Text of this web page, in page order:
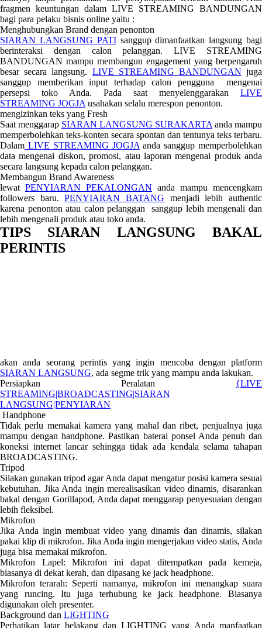
fragmen keuntungan dalam LIVE STREAMING BANDUNGAN
bagi para pelaku bisnis online yaitu :
Menghubungkan Brand dengan penonton
SIARAN LANGSUNG PATIsanggup dimanfaatkan langsung bagi
berinteraksi dengan calon pelanggan. LIVE STREAMING
BANDUNGAN mampu membangun engagement yang berpengaruh
besar secara langsung. LIVE STREAMING BANDUNGAN juga
sanggup memberikan input terhadap calon pengguna mengenai
persepsi toko Anda. Pada saat menyelenggarakan LIVE
STREAMING JOGJA usahakan selalu merespon penonton.
mengizinkan teks yang Fresh
Saat menggarap SIARAN LANGSUNG SURAKARTA anda mampu
memperbolehkan teks-konten secara spontan dan tentunya teks terbaru.
Dalam LIVE STREAMING JOGJA anda sanggup memperbolehkan
data mengenai diskon, promosi, atau laporan mengenai produk anda
secara langsung kepada calon pelanggan.
Membangun Brand Awareness
lewat PENYIARAN PEKALONGAN anda mampu mencengkam
followers baru.PENYIARAN BATANG menjadi lebih authentic
karena penonton atau calon pelanggan sanggup lebih mengenali dan
lebih mengenali produk atau toko anda.
TIPS SIARAN LANGSUNG BAKAL
PERINTIS
akan anda seorang perintis yang ingin mencoba dengan platform
SIARAN LANGSUNG, ada segme trik yang mampu anda lakukan.
Persiapkan Peralatan {LIVE
STREAMING|BROADCASTING|SIARAN
LANGSUNG|PENYIARAN
Handphone
Tidak perlu memakai kamera yang mahal dan ribet, penjualnya juga
mampu dengan handphone. Pastikan baterai ponsel Anda penuh dan
koneksi internet lancar sehingga tidak ada kendala selama tahapan
BROADCASTING.
Tripod
Silakan gunakan tripod agar Anda dapat mengatur posisi kamera sesuai
kebutuhan. Jika Anda ingin merealisasikan video dinamis, disarankan
bakal dengan Gorillapod, Anda dapat menggarap penyesuaian dengan
lebih fleksibel.
Mikrofon
Jika Anda ingin membuat video yang dinamis dan dinamis, silakan
pakai klip di mikrofon. Jika Anda ingin mengerjakan video statis, Anda
juga bisa memakai mikrofon.
Mikrofon Lapel: Mikrofon ini dapat ditempatkan pada kemeja,
biasanya di dekat kerah, dan dipasang ke jack headphone.
Mikrofon terarah: Seperti namanya, mikrofon ini menangkap suara
yang runcing. Itu juga terhubung ke jack headphone. Biasanya
digunakan oleh presenter.
Background dan LIGHTING
Perhatikan latar belakang dan LIGHTING yang Anda manfaatkan